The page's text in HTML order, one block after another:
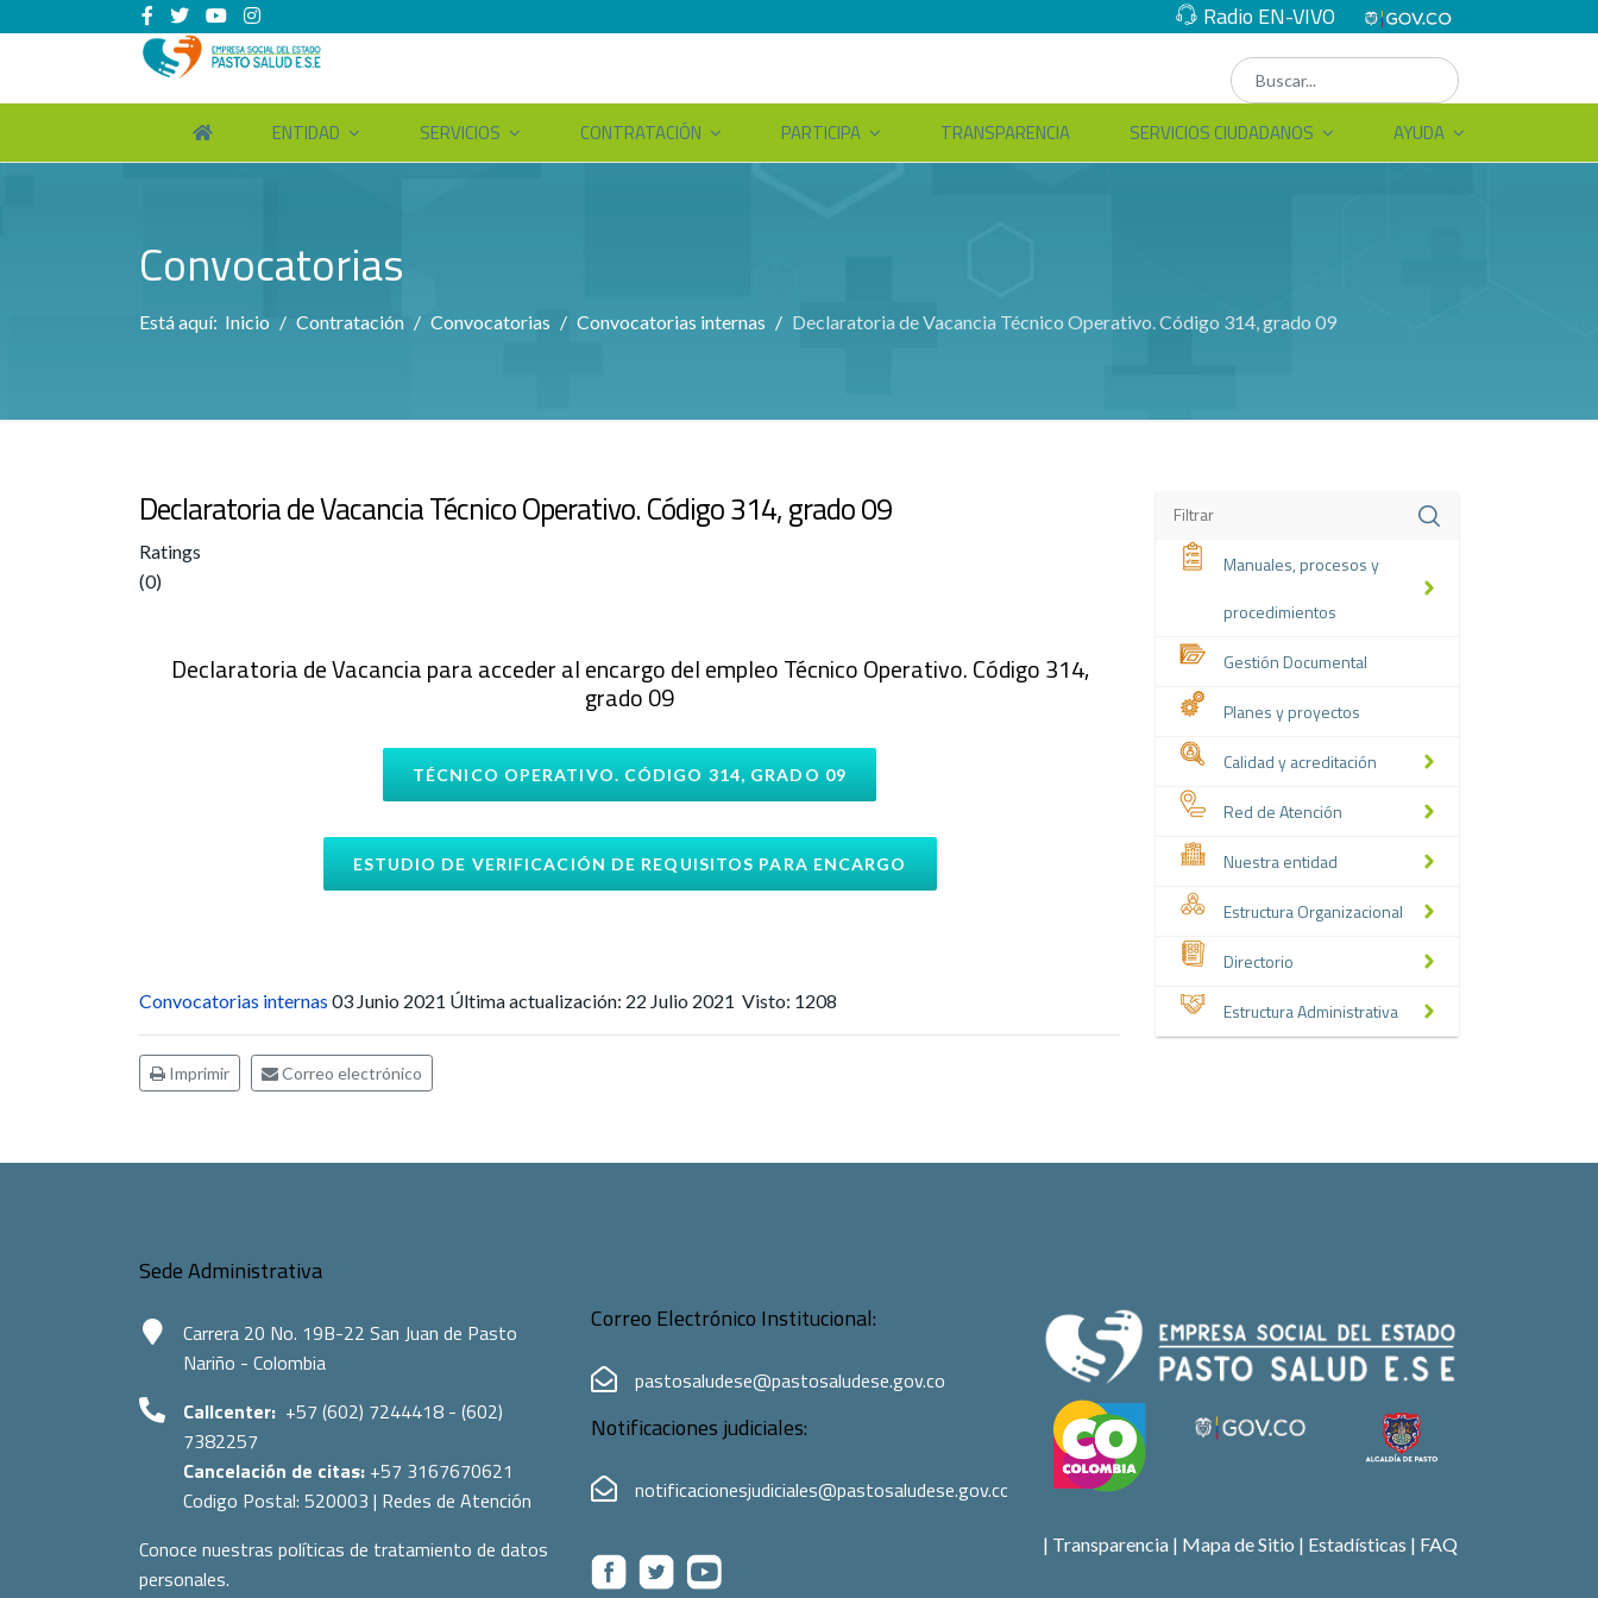
Radio EN-VIVO
ENTIDAD SERVICIOS CONTRATACIÓN PARTICIPA TRANSPARENCIA SERVICIOS CIUDADANOS AYUDA
Convocatorias
Está aquí: Inicio Contratación Convocatorias Convocatorias internas Declaratoria de Vacancia Técnico Operativo. Código 314, grado 09
Declaratoria de Vacancia Técnico Operativo. Código 314, grado 09
Ratings
(0)
Declaratoria de Vacancia para acceder al encargo del empleo Técnico Operativo. Código 314,
grado 09
TÉCNICO OPERATIVO. CÓDIGO 314, GRADO 09
ESTUDIO DE VERIFICACIÓN DE REQUISITOS PARA ENCARGO
Convocatorias internas 03 Junio 2021 Última actualización: 22 Julio 2021 Visto: 1208
Imprimir Correo electrónico
Manuales, procesos y
procedimientos
Gestión Documental
Planes y proyectos
Calidad y acreditación
Red de Atención
Nuestra entidad
Estructura Organizacional
Directorio
Estructura Administrativa
Sede Administrativa
Carrera 20 No. 19B-22 San Juan de Pasto
Nariño - Colombia
Callcenter: +57 (602) 7244418 - (602)
7382257
Cancelación de citas: +57 3167670621
Codigo Postal: 520003 | Redes de Atención
Conoce nuestras políticas de tratamiento de datos
personales.
Correo Electrónico Institucional:
pastosaludese@pastosaludese.gov.co
Notificaciones judiciales:
notificacionesjudiciales@pastosaludese.gov.co
| Transparencia | Mapa de Sitio | Estadísticas | FAQ